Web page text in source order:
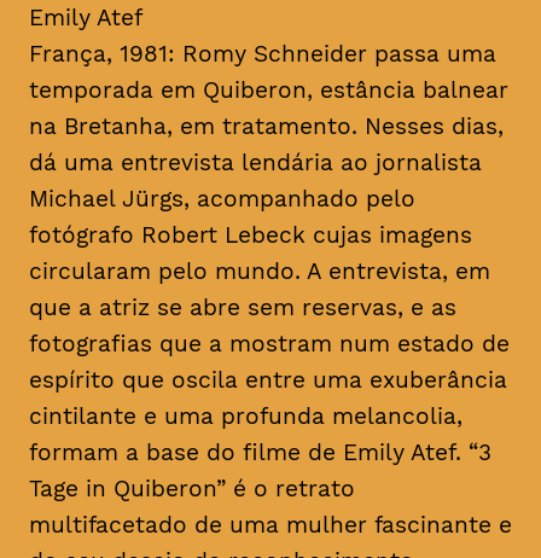
Emily Atef
França, 1981: Romy Schneider passa uma
temporada em Quiberon, estância balnear
na Bretanha, em tratamento. Nesses dias,
dá uma entrevista lendária ao jornalista
Michael Jürgs, acompanhado pelo
fotógrafo Robert Lebeck cujas imagens
circularam pelo mundo. A entrevista, em
que a atriz se abre sem reservas, e as
fotografias que a mostram num estado de
espírito que oscila entre uma exuberância
cintilante e uma profunda melancolia,
formam a base do filme de Emily Atef. “3
Tage in Quiberon” é o retrato
multifacetado de uma mulher fascinante e